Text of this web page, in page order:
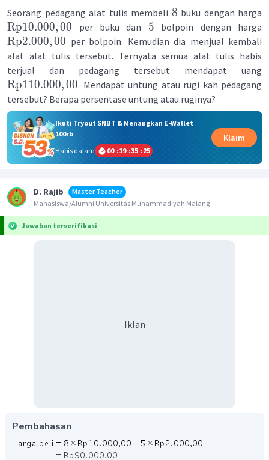
Seorang pedagang alat tulis membeli 8 buku dengan harga
Rp10.000,00 per buku dan 5 bolpoin dengan harga
Rp2.000,00 per bolpoin. Kemudian dia menjual kembali
alat alat tulis tersebut. Ternyata semua alat tulis habis
terjual dan pedagang tersebut mendapat uang
Rp110.000,00. Mendapat untung atau rugi kah pedagang
tersebut? Berapa persentase untung atau ruginya?
Ikuti Tryout SNBT & Menangkan E-Wallet
100rb
Habis dalam
00 :19 :35 :25
Klaim
D. Rajib
Master Teacher
Mahasiswa/Alumni Universitas Muhammadiyah Malang
Jawaban terverifikasi
Iklan
Pembahasan